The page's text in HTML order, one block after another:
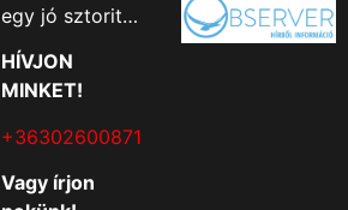
egy jó sztorit…
HÍVJON
MINKET!
+36302600871
Vagy írjon